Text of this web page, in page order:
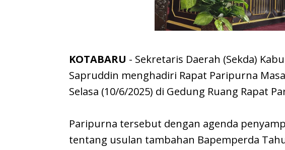
KOTABARU - Sekretaris Daerah (Sekda)
Sapruddin menghadiri Rapat Paripurna
Selasa (10/6/2025) di Gedung Ruang Rapat
Paripurna tersebut dengan agenda
tentang usulan tambahan Bapemperda